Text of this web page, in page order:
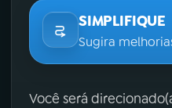
SIMPLIFIQUE
Sugira
Você será